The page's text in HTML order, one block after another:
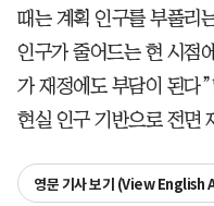
때는 계획 인구를 부풀리
인구가 줄어드는 현 시점
가 재정에도 부담이 된다
현실 인구 기반으로 전면
영문 기사 보기 (View English